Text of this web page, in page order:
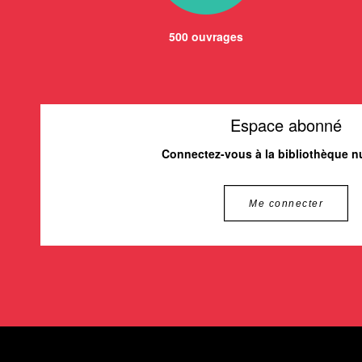
500 ouvrages
Espace abonné
Connectez-vous à la bibliothèque
Me connecter